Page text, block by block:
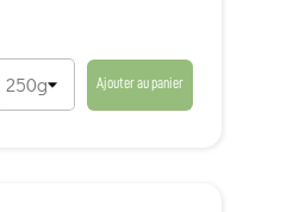
Ajouter au panier